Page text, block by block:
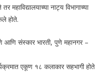
महाविद्यालयाच्या नाट्य विभागाच्या
होते.
संस्कार भारती, पुणे महानगर –
एकूण १८ कलाकार सहभागी होते